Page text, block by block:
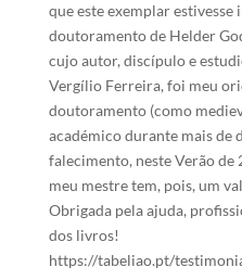
que este exemplar estivesse
doutoramento de Helder
cujo autor, discípulo e
Vergílio Ferreira, foi meu
doutoramento (como
académico durante mais de
falecimento, neste Verão de
meu mestre tem, pois, um
Obrigada pela ajuda,
dos livros!
https://tabeliao.pt/